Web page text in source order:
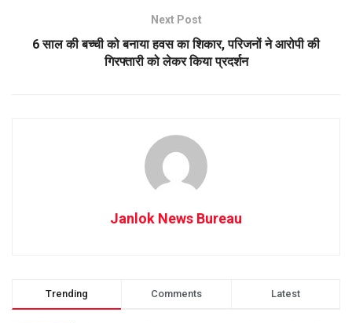
Next Post
6 साल की बच्ची को बनाया हवस का शिकार, परिजनों ने आरोपी की
गिरफ्तारी को लेकर किया प्रदर्शन
Janlok News Bureau
Trending Comments Latest